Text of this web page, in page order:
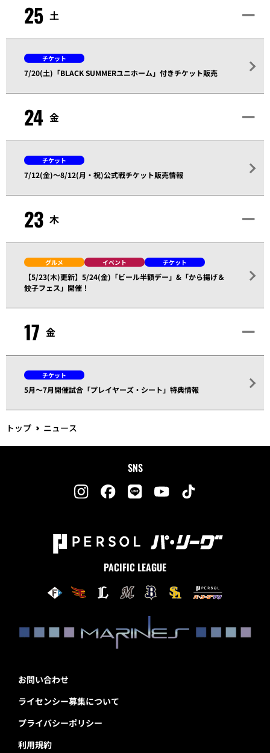
25 土
チケット
7/20(土)「BLACK SUMMERユニホーム」付きチケット販売
24 金
チケット
7/12(金)～8/12(月・祝)公式戦チケット販売情報
23 木
グルメ イベント チケット
【5/23(木)更新】5/24(金)「ビール半額デー」&「から揚げ＆
餃子フェス」開催！
17 金
チケット
5月～7月開催試合「プレイヤーズ・シート」特典情報
トップ ニュース
SNS
PACIFIC LEAGUE
お問い合わせ
ライセンシー募集について
プライバシーポリシー
利用規約